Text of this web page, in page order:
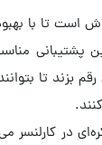
است تا با
پشتیبانی
رقم بزند تا
در کارلنسر